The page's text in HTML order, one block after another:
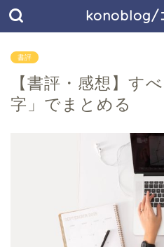
konoblog/
書評
【書評・感想】す
字」でまとめる